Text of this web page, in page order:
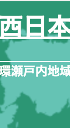
容
を
ス
キ
ッ
プ